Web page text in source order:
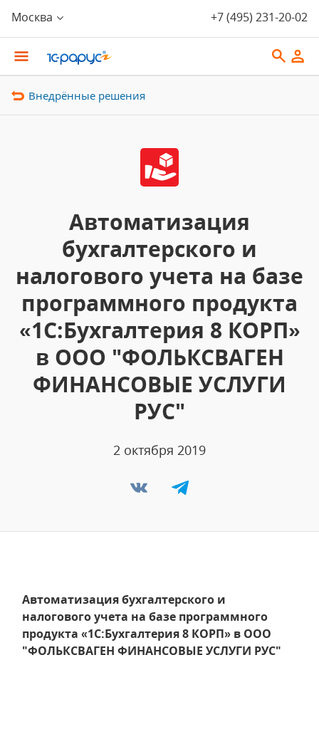
Москва +7 (495) 231-20-02
Внедрённые решения
Автоматизация
бухгалтерского и
налогового учета на базе
программного продукта
«1С:Бухгалтерия 8 КОРП»
в ООО "ФОЛЬКСВАГЕН
ФИНАНСОВЫЕ УСЛУГИ
РУС"
2 октября 2019
Автоматизация бухгалтерского и
налогового учета на базе программного
продукта «1С:Бухгалтерия 8 КОРП» в ООО
"ФОЛЬКСВАГЕН ФИНАНСОВЫЕ УСЛУГИ РУС"